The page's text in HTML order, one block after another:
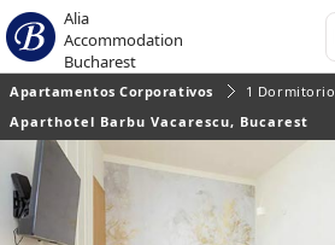
Alia
Accommodation
Bucharest
Apartamentos Corporativos
1 Dormitorio
Aparthotel Barbu Vacarescu, Bucarest